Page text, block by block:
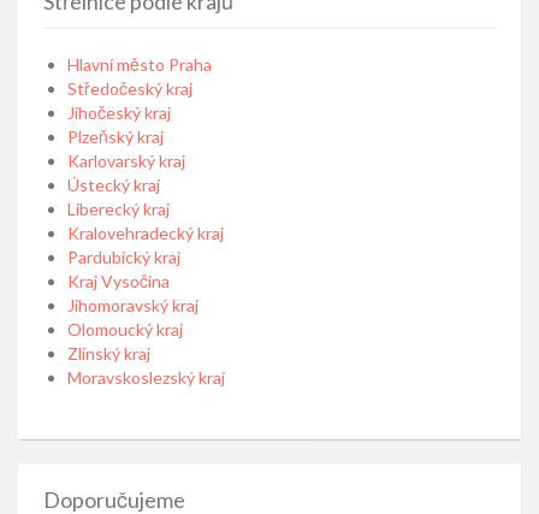
Hlavní město Praha
Středočeský kraj
Jihočeský kraj
Plzeňský kraj
Karlovarský kraj
Ústecký kraj
Liberecký kraj
Kralovehradecký kraj
Pardubický kraj
Kraj Vysočina
Jihomoravský kraj
Olomoucký kraj
Zlínský kraj
Moravskoslezský kraj
Doporučujeme